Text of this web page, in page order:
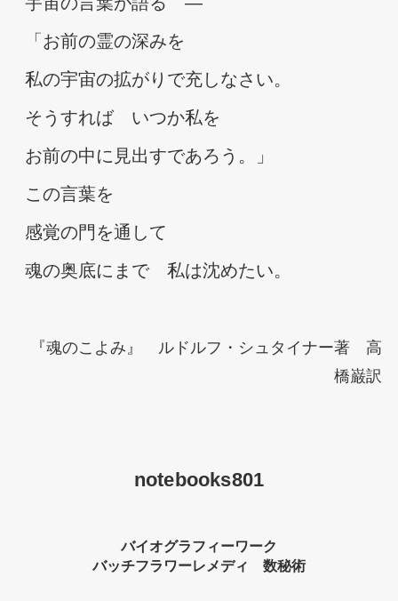
「お前の霊の深みを
私の宇宙の拡がりで充しなさい。
そうすれば　いつか私を
お前の中に見出すであろう。」
この言葉を
感覚の門を通して
魂の奥底にまで　私は沈めたい。
『魂のこよみ』 ルドルフ・シュタイナー著 高
橋巌訳
notebooks801
バイオグラフィーワーク
バッチフラワーレメディ 数秘術